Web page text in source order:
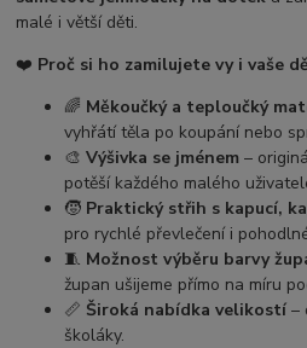
malé i větší děti.
❤️ Proč si ho zamilujete vy i vaše
🌈 Měkoučký a teploučký
vyhřátí těla po koupání nebo
🎨Výšivka se jménem –
potěší každého malého
🧒 Praktický střih s kapucí,
pro rychlé převlečení i
🧵 Možnost výběru barvy
župan ušijeme přímo na míru
📏 Široká nabídka velikostí –
školáky.